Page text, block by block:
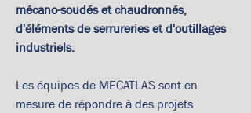
mécano-soudés et chaudronnés,
d'éléments de serrureries et d'outillages
industriels.
Les équipes de MECATLAS sont en
mesure de répondre à des projets